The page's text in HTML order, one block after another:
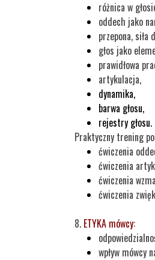
różnica w
oddech jako
przepona, siła
głos jako
prawidłowa
artykulacja,
dynamika,
barwa głosu,
rejestry głosu.
Praktyczny trening
ćwiczenia
ćwiczenia
ćwiczenia
ćwiczenia
8. ETYKA mówcy:
wpływ mówcy